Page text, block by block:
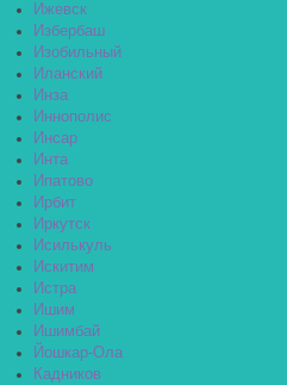
Ижевск
Избербаш
Изобильный
Иланский
Инза
Иннополис
Инсар
Инта
Ипатово
Ирбит
Иркутск
Исилькуль
Искитим
Истра
Ишим
Ишимбай
Йошкар-Ола
Кадников